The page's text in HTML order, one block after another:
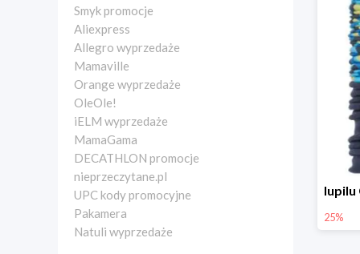
Smyk promocje
Aliexpress
Allegro wyprzedaże
Mamaville
Orange wyprzedaże
OleOle!
iELM wyprzedaże
MamaGama
DECATHLON promocje
nieprzeczytane.pl
UPC kody promocyjne
Pakamera
Natuli wyprzedaże
25%